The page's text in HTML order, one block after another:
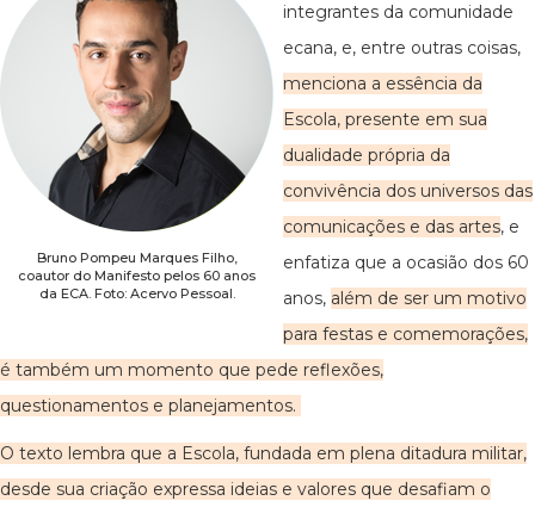
Bruno Pompeu Marques Filho,
coautor do Manifesto pelos 60 anos
da ECA. Foto: Acervo Pessoal.
integrantes da comunidade
ecana, e, entre outras coisas,
menciona a essência da
Escola, presente em sua
dualidade própria da
convivência dos universos das
comunicações e das artes, e
enfatiza que a ocasião dos 60
anos, além de ser um motivo
para festas e comemorações,
é também um momento que pede reflexões,
questionamentos e planejamentos.
O texto lembra que a Escola, fundada em plena ditadura militar,
desde sua criação expressa ideias e valores que desafiam o